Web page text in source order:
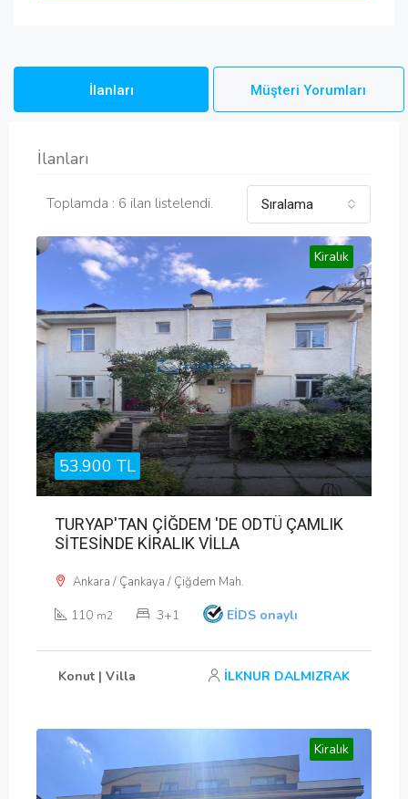
İlanları Müşteri Yorumları
İlanları
Toplamda : 6 ilan listelendi. Sıralama
Kiralık
53.900 TL
TURYAP'TAN ÇİĞDEM 'DE ODTÜ ÇAMLIK
SİTESİNDE KİRALIK VİLLA
Ankara / Çankaya / Çiğdem Mah.
110 m2 3+1 EİDS onaylı
Konut | Villa İLKNUR DALMIZRAK
Kiralık